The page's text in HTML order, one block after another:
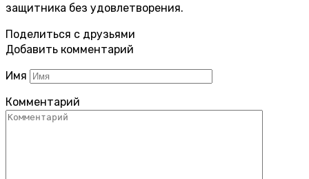
защитника без удовлетворения.
Поделиться с друзьями
Добавить комментарий
Имя
Комментарий